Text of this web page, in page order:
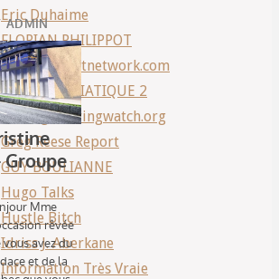
Eric Duhaime
FLORIAN PHILIPPOT
Freedomfirstnetwork.com
FRONT MEDIATIQUE 2
Geoengineeringwatch.org
Greg Reese Report
GUY BOULIANNE
Hugo Talks
Hustle Bitch
Idriss J. Aberkane
Information Très Vraie